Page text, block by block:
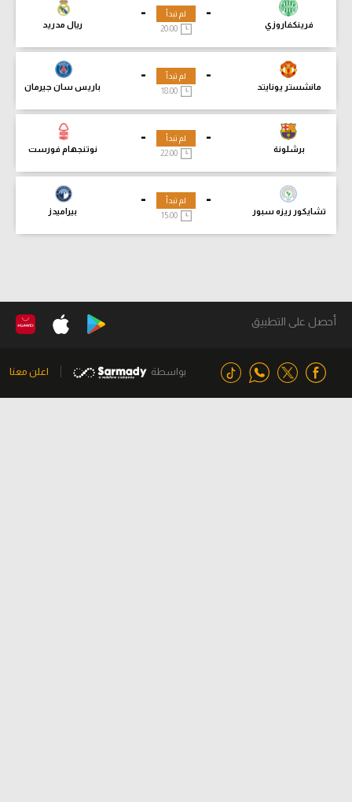
-
فرينكفاروزي
-
ريال مدريد
لم تبدأ
-
مانشستر يونايتد
-
باريس سان جيرمان
لم تبدأ
18:00
-
برشلونة
-
نوتنجهام فورست
لم تبدأ
-
تشايكور ريزه سبور
-
بيراميدز
لم تبدأ
15:00
أحصل على التطبيق
بواسطة اعلن معنا